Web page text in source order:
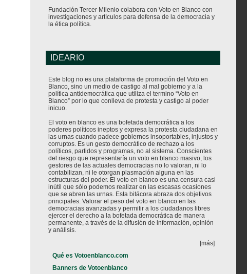
Fundación Tercer Milenio colabora con Voto en Blanco con
investigaciones y artículos para defensa de la democracia y
la ética política.
IDEARIO
Este blog no es una plataforma de promoción del Voto en
Blanco, sino un medio de castigo al mal gobierno y a la
política antidemocrática que utiliza el termino “Voto en
Blanco” por lo que conlleva de protesta y castigo al poder
inicuo.
El voto en blanco es una bofetada democrática a los
poderes políticos ineptos y expresa la protesta ciudadana en
las urnas cuando padece gobiernos insoportables, injustos y
corruptos. Es un gesto democrático de rechazo a los
políticos, partidos y programas, no al sistema. Conscientes
del riesgo que representaría un voto en blanco masivo, los
gestores de las actuales democracias no lo valoran, ni lo
contabilizan, ni le otorgan plasmación alguna en las
estructuras del poder. El voto en blanco es una censura casi
inútil que sólo podemos realizar en las escasas ocasiones
que se abren las urnas. Esta bitácora abraza dos objetivos
principales: Valorar el peso del voto en blanco en las
democracias avanzadas y permitir a los ciudadanos libres
ejercer el derecho a la bofetada democrática de manera
permanente, a través de la difusión de información, opinión
y análisis.
[más]
Qué es Votoenblanco.com
Banners de Votoenblanco